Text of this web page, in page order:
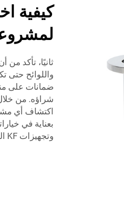
واللوائح حتى
ضمانات على
شراؤه. من
اكتشاف أي
بعناية في
وتجهيزات KF المناسبة لتعزيز أداء الأنظمة الصناعية.